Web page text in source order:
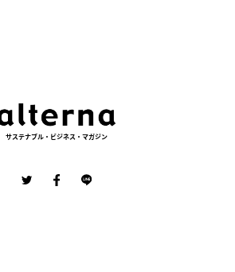
サステナブル・ビジネス・マガジン